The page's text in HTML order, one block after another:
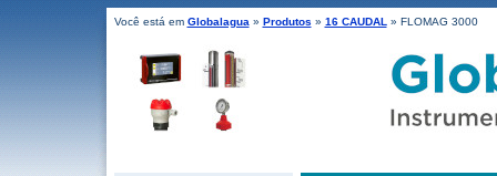
Você está em Globalagua » Produtos » 16 CAUDAL » FLOMAG 3000